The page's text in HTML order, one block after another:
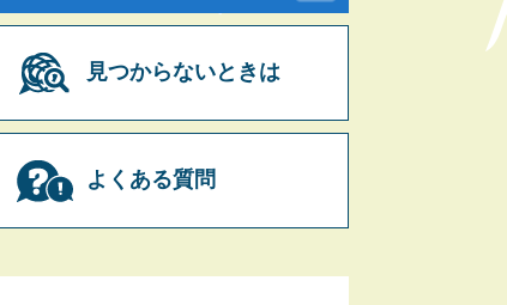
見つからないときは
よくある質問